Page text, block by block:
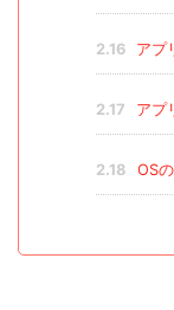
2.16 アプ
2.17 アプ
2.18 OS